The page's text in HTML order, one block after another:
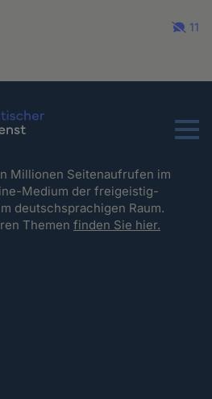
11
Menu
Millionen Seitenaufrufen im
Medium der freigeistig-
deutschsprachigen Raum.
Themenfinden Sie hier.